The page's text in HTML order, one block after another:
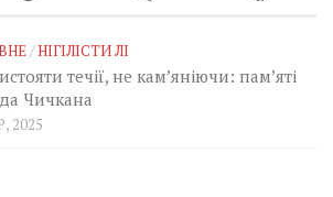
/НІГІЛІСТИ ЛІ
течії, не кам’яніючи: пам’яті
Чичкана
2025